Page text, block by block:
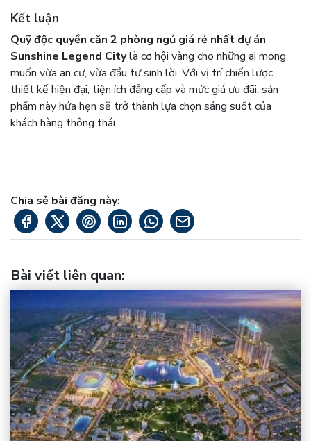
Kết luận
Quỹ độc quyền căn 2 phòng ngủ giá rẻ nhất dự án
Sunshine Legend Citylà cơ hội vàng cho những ai mong
muốn vừa an cư, vừa đầu tư sinh lời. Với vị trí chiến lược,
thiết kế hiện đại, tiện ích đẳng cấp và mức giá ưu đãi, sản
phẩm này hứa hẹn sẽ trở thành lựa chọn sáng suốt của
khách hàng thông thái.
Chia sẻ bài đăng này:
Bài viết liên quan: